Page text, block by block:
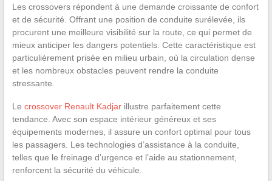
Les crossovers répondent à une demande croissante de confort
et de sécurité. Offrant une position de conduite surélevée, ils
procurent une meilleure visibilité sur la route, ce qui permet de
mieux anticiper les dangers potentiels. Cette caractéristique est
particulièrement prisée en milieu urbain, où la circulation dense
et les nombreux obstacles peuvent rendre la conduite
stressante.
Le crossover Renault Kadjarillustre parfaitement cette
tendance. Avec son espace intérieur généreux et ses
équipements modernes, il assure un confort optimal pour tous
les passagers. Les technologies d’assistance à la conduite,
telles que le freinage d’urgence et l’aide au stationnement,
renforcent la sécurité du véhicule.